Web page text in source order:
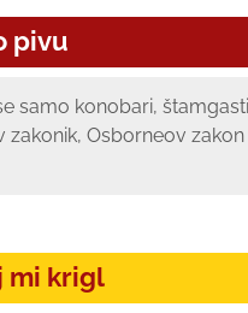
pivu
samo konobari,
zakonik, Osborneov
mi krigl